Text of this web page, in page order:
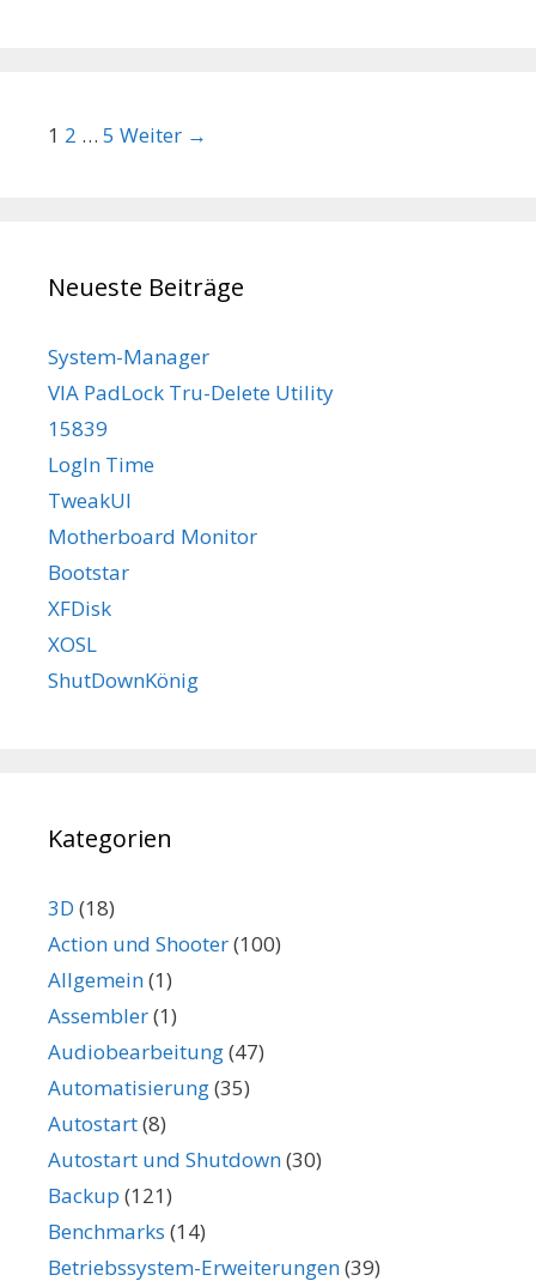
Beitrags-Navigation
1 2 … 5 Weiter →
Neueste Beiträge
System-Manager
VIA PadLock Tru-Delete Utility
15839
LogIn Time
TweakUI
Motherboard Monitor
Bootstar
XFDisk
XOSL
ShutDownKönig
Kategorien
3D (18)
Action und Shooter(100)
Allgemein(1)
Assembler(1)
Audiobearbeitung(47)
Automatisierung(35)
Autostart(8)
Autostart und Shutdown(30)
Backup (121)
Benchmarks (14)
Betriebssystem-Erweiterungen(39)